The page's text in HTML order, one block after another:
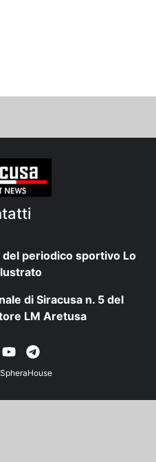
periodico sportivo Lo
di Siracusa n. 5 del
LM Aretusa
SpheraHouse